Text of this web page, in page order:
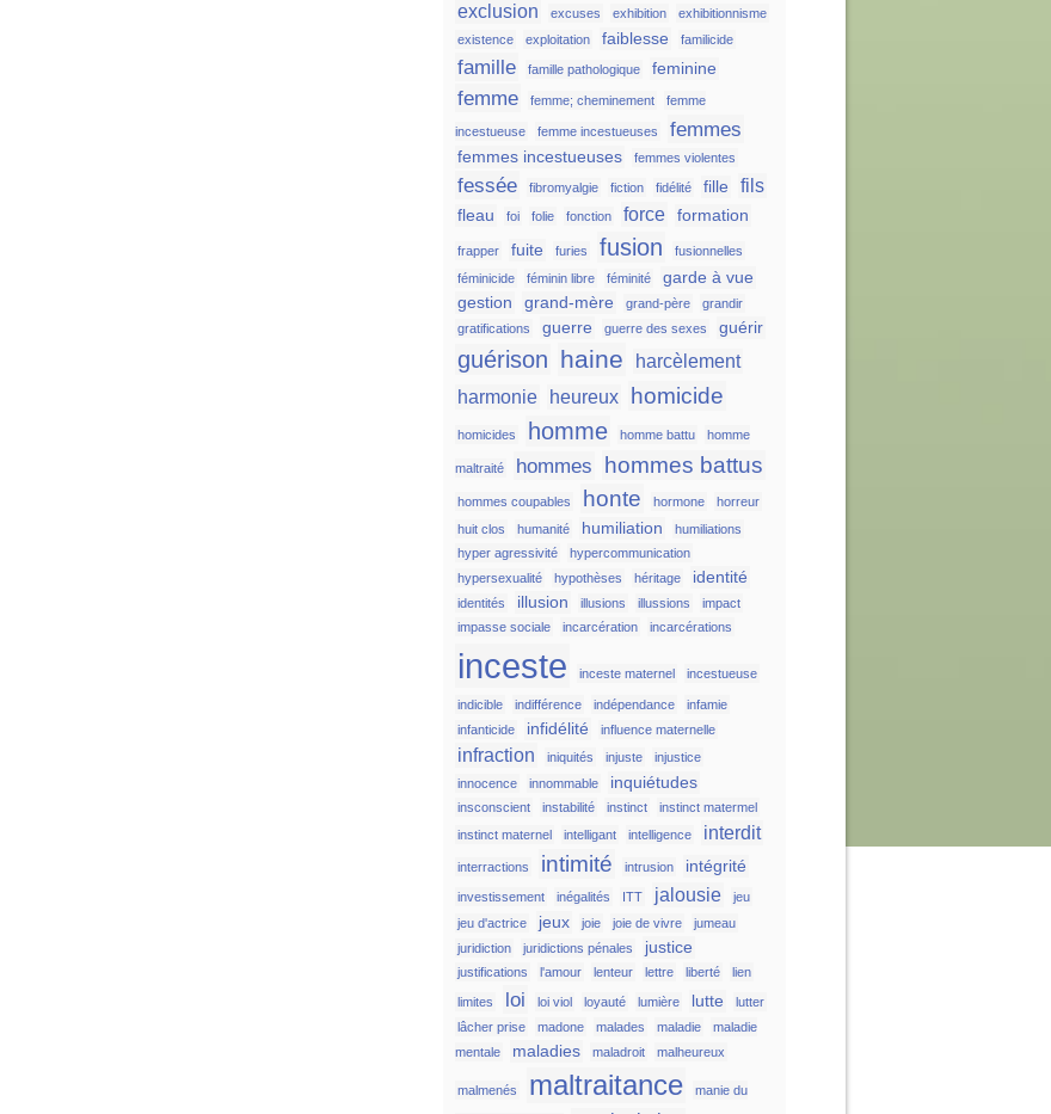
exclusion excuses exhibition
exhibitionnisme
existence
exploitation faiblesse familicide
famille famille pathologique feminine
femme femme; cheminement femme
incestueuse femme incestueuses femmes
femmes incestueuses femmes violentes
fessée fibromyalgie fiction fidélité fille fils
fleau foi folie fonction force formation
frapper fuite furies fusion
fusionnelles
féminicide
féminin libre féminité
garde à vue
gestion
grand-mère grand-père
grandir
gratifications
guerre guerre des sexes guérir
guérison haine
harcèlement
harmonie
heureux homicide
homicides homme homme battu homme
maltraité hommes hommes battus
hommes coupables honte hormone
horreur
huit clos
humanité humiliation
humiliations
hyper agressivité
hypercommunication
hypersexualité
hypothèses héritage identité
identités illusion illusions illussions
impact
impasse sociale
incarcération incarcérations
inceste inceste maternel incestueuse
indicible indifférence indépendance
infamie
infanticide
infidélité influence maternelle
infraction iniquités injuste
injustice
innocence
innommable inquiétudes
insconscient instabilité instinct
instinct matermel
instinct maternel
intelligant intelligence interdit
interractions intimité intrusion intégrité
investissement inégalités ITT jalousie
jeu
jeu d'actrice
jeux joie joie de vivre
jumeau
juridiction
juridictions pénales justice
justifications l'amour lenteur lettre liberté lien
limites loi loi viol loyauté lumière lutte
lutter
lâcher prise
madone malades maladie
maladie
mentale
maladies maladroit malheureux
malmenés maltraitance manie du